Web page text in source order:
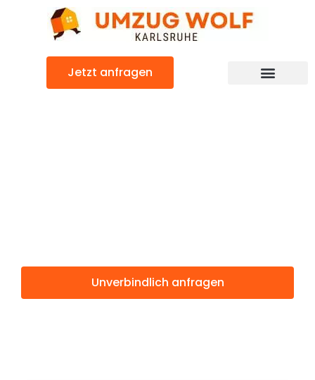
Jetzt anfragen
Unverbindlich anfragen